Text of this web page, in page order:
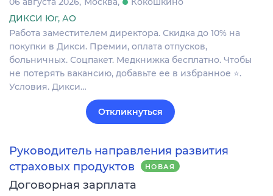
ДИКСИ Юг, АО
Работа заместителем директора. Скидка до 10% на
покупки в Дикси. Премии, оплата отпусков,
больничных. Соцпакет. Медкнижка бесплатно. Чтобы
не потерять вакансию, добавьте ее в избранное ⭐.
Условия. Дикси…
Откликнуться
Руководитель направления развития
страховых продуктов
НОВАЯ
Договорная зарплата